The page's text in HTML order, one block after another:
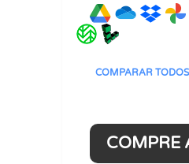
COMPARAR
COMPRE